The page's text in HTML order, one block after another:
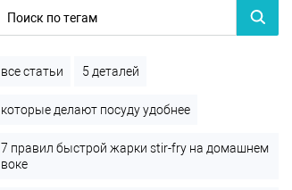
все статьи 5 деталей
которые делают посуду удобнее
7 правил быстрой жарки stir-fry на домашнем
воке